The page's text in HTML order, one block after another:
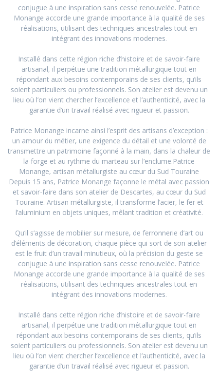
conjugue à une inspiration sans cesse renouvelée. Patrice
Monange accorde une grande importance à la qualité de ses
réalisations, utilisant des techniques ancestrales tout en
intégrant des innovations modernes.
Installé dans cette région riche d’histoire et de savoir-faire
artisanal, il perpétue une tradition métallurgique tout en
répondant aux besoins contemporains de ses clients, qu’ils
soient particuliers ou professionnels. Son atelier est devenu un
lieu où l’on vient chercher l’excellence et l’authenticité, avec la
garantie d’un travail réalisé avec rigueur et passion.
Patrice Monange incarne ainsi l’esprit des artisans d’exception :
un amour du métier, une exigence du détail et une volonté de
transmettre un patrimoine façonné à la main, dans la chaleur de
la forge et au rythme du marteau sur l’enclume.Patrice
Monange, artisan métallurgiste au cœur du Sud Touraine
Depuis 15 ans, Patrice Monange façonne le métal avec passion
et savoir-faire dans son atelier de Descartes, au cœur du Sud
Touraine. Artisan métallurgiste, il transforme l’acier, le fer et
l’aluminium en objets uniques, mêlant tradition et créativité.
Qu’il s’agisse de mobilier sur mesure, de ferronnerie d’art ou
d’éléments de décoration, chaque pièce qui sort de son atelier
est le fruit d’un travail minutieux, où la précision du geste se
conjugue à une inspiration sans cesse renouvelée. Patrice
Monange accorde une grande importance à la qualité de ses
réalisations, utilisant des techniques ancestrales tout en
intégrant des innovations modernes.
Installé dans cette région riche d’histoire et de savoir-faire
artisanal, il perpétue une tradition métallurgique tout en
répondant aux besoins contemporains de ses clients, qu’ils
soient particuliers ou professionnels. Son atelier est devenu un
lieu où l’on vient chercher l’excellence et l’authenticité, avec la
garantie d’un travail réalisé avec rigueur et passion.